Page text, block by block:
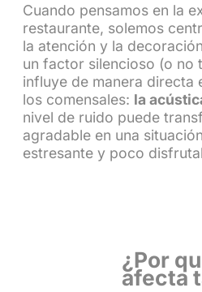
Cuando pensamos en la
restaurante, solemos
la atención y la
un factor silencioso (o no
influye de manera directa
los comensales: la
nivel de ruido puede
agradable en una
estresante y poco
¿Por
afecta